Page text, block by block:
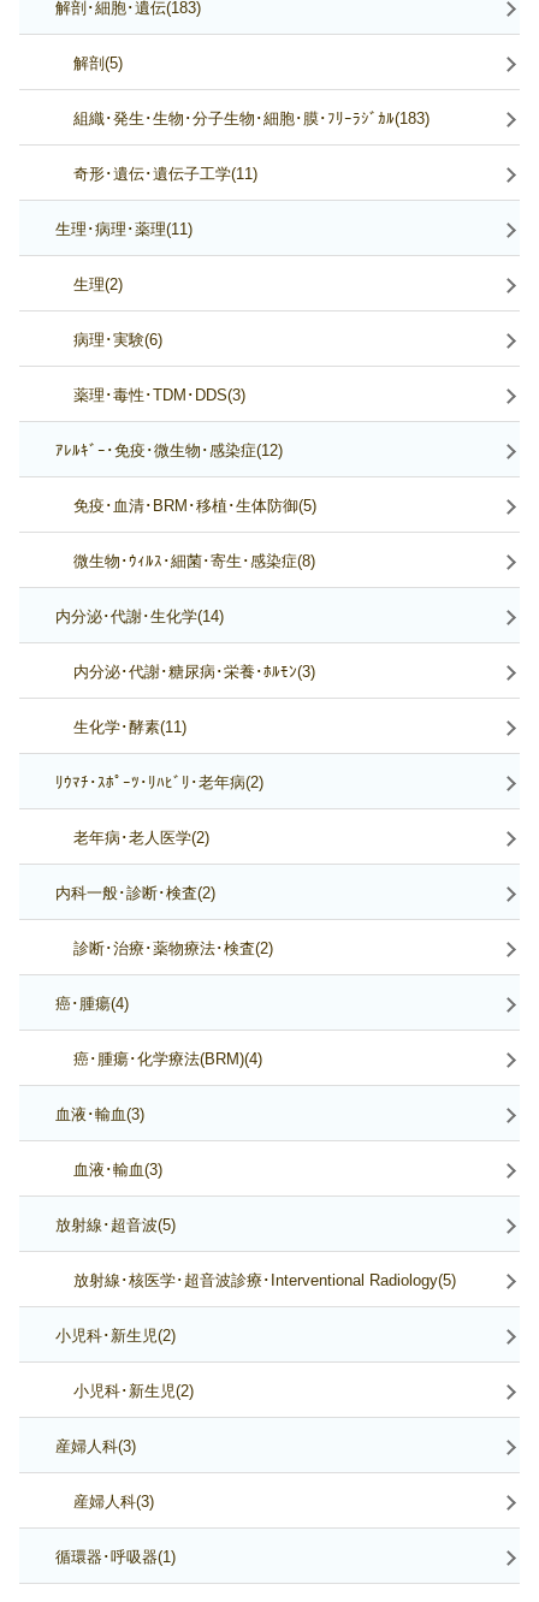
解剖･細胞･遺伝(183)
解剖(5)
組織･発生･生物･分子生物･細胞･膜･ﾌﾘｰﾗｼﾞｶﾙ(183)
奇形･遺伝･遺伝子工学(11)
生理･病理･薬理(11)
生理(2)
病理･実験(6)
薬理･毒性･TDM･DDS(3)
ｱﾚﾙｷﾞｰ･免疫･微生物･感染症(12)
免疫･血清･BRM･移植･生体防御(5)
微生物･ｳｨﾙｽ･細菌･寄生･感染症(8)
内分泌･代謝･生化学(14)
内分泌･代謝･糖尿病･栄養･ﾎﾙﾓﾝ(3)
生化学･酵素(11)
ﾘｳﾏﾁ･ｽﾎﾟｰﾂ･ﾘﾊﾋﾞﾘ･老年病(2)
老年病･老人医学(2)
内科一般･診断･検査(2)
診断･治療･薬物療法･検査(2)
癌･腫瘍(4)
癌･腫瘍･化学療法(BRM)(4)
血液･輸血(3)
血液･輸血(3)
放射線･超音波(5)
放射線･核医学･超音波診療･Interventional Radiology(5)
小児科･新生児(2)
小児科･新生児(2)
産婦人科(3)
産婦人科(3)
循環器･呼吸器(1)